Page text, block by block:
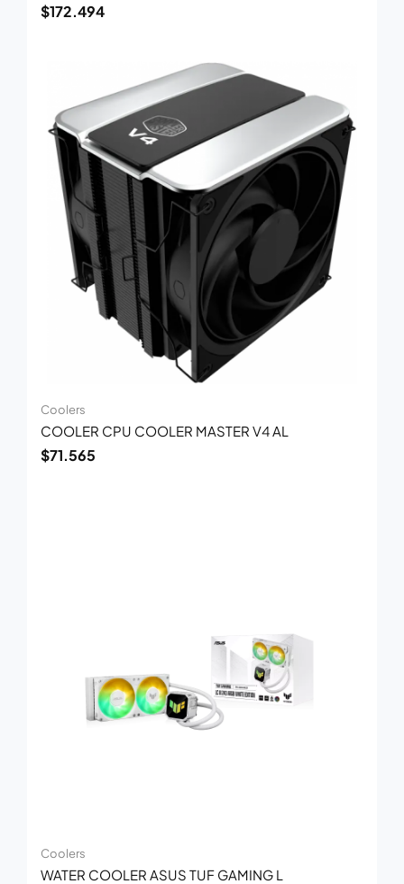
$172.494
Coolers
COOLER CPU COOLER MASTER V4 AL
$71.565
Coolers
WATER COOLER ASUS TUF GAMING L